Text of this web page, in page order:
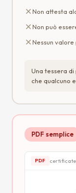
Non attesta
Non può
Nessun
Una tessera
che qualcuno
PDF semplice
PDF